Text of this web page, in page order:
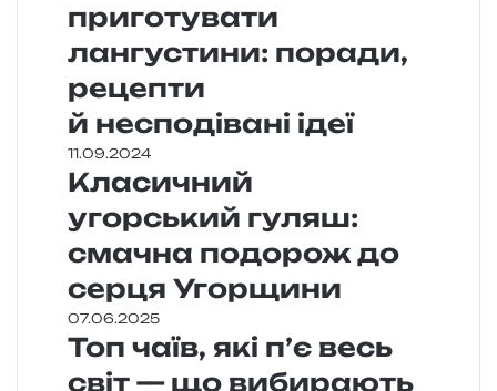
приготувати
лангустини: поради,
рецепти
й несподівані ідеї
11.09.2024
Класичний
угорський гуляш:
смачна подорож до
серця Угорщини
07.06.2025
Топ чаїв, які п’є весь
світ — що вибирають